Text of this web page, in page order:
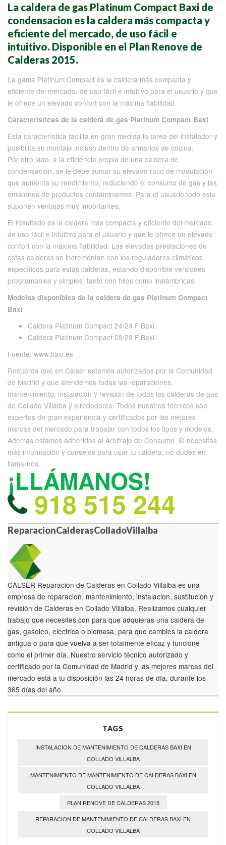
La caldera de gas Platinum Compact Baxi de
condensacion es la caldera más compacta y
eficiente del mercado, de uso fácil e
intuitivo. Disponible en el Plan Renove de
Calderas 2015.
La gama Platinum Compact es la caldera más compacta y
eficiente del mercado, de uso fácil e intuitivo para el usuario y que
le ofrece un elevado confort con la máxima fiabilidad.
Características de la caldera de gas Platinum Compact Baxi
Esta característica facilita en gran medida la tarea del instalador y
posibilita su montaje incluso dentro de armarios de cocina.
Por otro lado, a la eficiencia propia de una caldera de
condensación, se le debe sumar su elevado ratio de modulación
que aumenta su rendimiento, reduciendo el consumo de gas y las
emisiones de productos contaminantes. Para el usuario todo esto
suponen ventajas muy importantes.
El resultado es la caldera más compacta y eficiente del mercado,
de uso fácil e intuitivo para el usuario y que le ofrece un elevado
confort con la máxima fiabilidad. Las elevadas prestaciones de
estas calderas se incrementan con los reguladores climáticos
específicos para estas calderas, estando disponible versiones
programables y simples, tanto con hilos como inalámbricas.
Modelos disponibles de la caldera de gas Platinum Compact
Baxi
Caldera Platinum Compact 24/24 F Baxi.
Caldera Platinum Compact 28/28 F Baxi.
Fuente: www.baxi.es
Recuerda que en Calser estamos autorizados por la Comunidad
de Madrid y que atendemos todas las reparaciones,
mantenimiento, instalación y revisión de todas las calderas de gas
de Collado Villalba y alrededores. Todos nuestros técnicos son
expertos de gran experiencia y certificados por las mejores
marcas del mercado para trabajar con todos los tipos y modelos.
Además estamos adheridos al Arbitraje de Consumo. Si necesitas
más información y consejos para usar tu caldera, no dudes en
llamarnos.
¡LLÁMANOS!
918 515 244
ReparacionCalderasColladoVillalba
CALSER Reparacion de Calderas en Collado Villalba es una
empresa de reparacion, mantenimiento, instalacion, sustitucion y
revisión de Calderas en Collado Villalba. Realizamos cualquier
trabajo que necesites con para que adquieras una caldera de
gas, gasoleo, electrica o biomasa, para que cambies la caldera
antigua o para que vuelva a ser totalmente eficaz y funcione
como el primer día. Nuestro servicio técnico autorizado y
certificado por la Comunidad de Madrid y las mejores marcas del
mercado está a tu disposición las 24 horas de día, durante los
365 días del año.
TAGS
INSTALACION DE MANTENIMIENTO DE CALDERAS BAXI EN
COLLADO VILLALBA
MANTENIMIENTO DE MANTENIMIENTO DE CALDERAS BAXI EN
COLLADO VILLALBA
PLAN RENOVE DE CALDERAS 2015
REPARACION DE MANTENIMIENTO DE CALDERAS BAXI EN
COLLADO VILLALBA